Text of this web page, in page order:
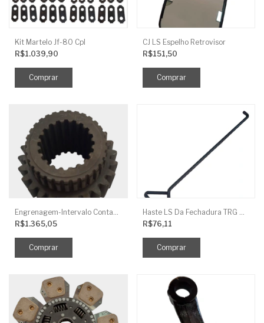
Kit Martelo Jf-80 Cpl
R$1.039,90
CJ LS Espelho Retrovisor
R$151,50
R$1.365,05
R$76,11